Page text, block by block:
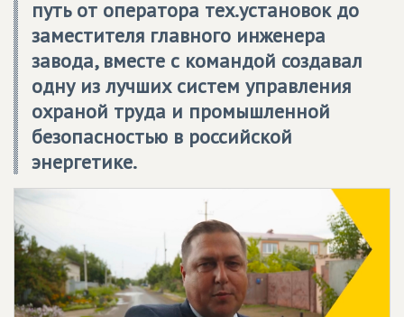
путь от оператора тех.установок до
заместителя главного инженера
завода, вместе с командой создавал
одну из лучших систем управления
охраной труда и промышленной
безопасностью в российской
энергетике.